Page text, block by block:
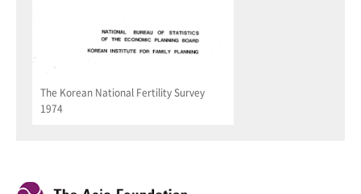
The Korean National Fertility Survey
1974